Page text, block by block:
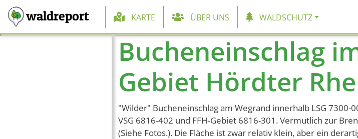
waldreport Hauptnavigation
KARTE ÜBER UNS WALDSCHUTZ
Bucheneinschlag
Gebiet Hördter
"Wilder" Bucheneinschlag am Wegrand innerhalb LSG 7300-
VSG 6816-402 und FFH-Gebiet 6816-301. Vermutlich zur
(Siehe Fotos.). Die Fläche ist zwar relativ klein, aber ein